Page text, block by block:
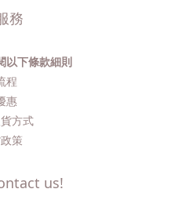
務
以下條款細則
程​
惠
方式
策
us!